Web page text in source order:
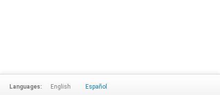
Languages: English Español